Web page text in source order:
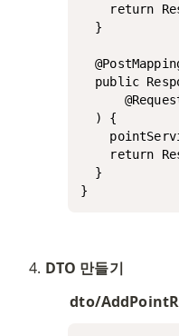
return
  }
public
  ) {
return
  }
}
DTO 만들기
dto/